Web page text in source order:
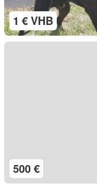
1 € VHB
500 €